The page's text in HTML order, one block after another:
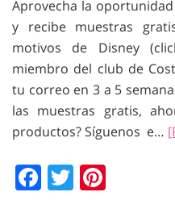
Aprovecha la
y recibe muestras
motivos de Disney
miembro del club de
tu correo en 3 a 5
las muestras gratis,
productos? Síguenos e…
Facebook
Twitter